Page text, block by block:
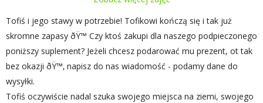
Tofiś i jego stawy w potrzebie! Tofikowi kończą się i tak już
skromne zapasy ðŸ™ Czy ktoś zakupi dla naszego podpieczonego
poniższy suplement? Jeżeli chcesz podarować mu prezent, ot tak
bez okazji ðŸ™‚ napisz do nas wiadomość - podamy dane do
wysyłki.
Tofiś oczywiście nadal szuka swojego miejsca na ziemi, swojego